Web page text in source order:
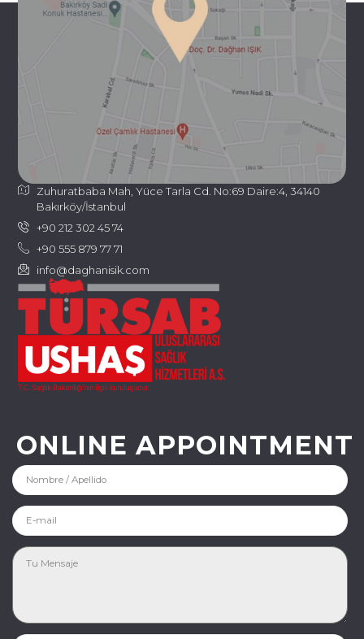
ONLINE APPOINTMENT
Zuhuratbaba Mah, Yüce Tarla Cd. No:69 Daire:4, 34140
Bakırköy/İstanbul
+90 212 302 45 74
+90 555 879 77 71
info@daghanisik.com